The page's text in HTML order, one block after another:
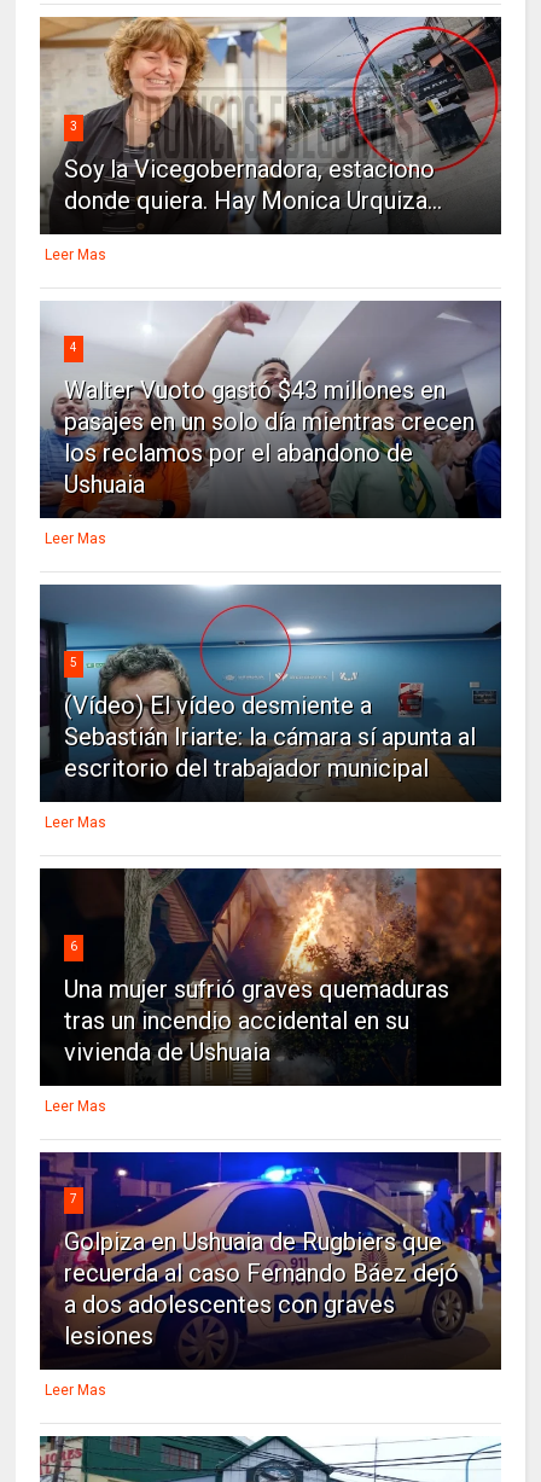
3
Soy la Vicegobernadora, estaciono
donde quiera. Hay Monica Urquiza...
Leer Mas
4
Walter Vuoto gastó $43 millones en
pasajes en un solo día mientras crecen
los reclamos por el abandono de
Ushuaia
Leer Mas
5
(Vídeo) El vídeo desmiente a
Sebastián Iriarte: la cámara sí apunta al
escritorio del trabajador municipal
Leer Mas
6
Una mujer sufrió graves quemaduras
tras un incendio accidental en su
vivienda de Ushuaia
Leer Mas
7
Golpiza en Ushuaia de Rugbiers que
recuerda al caso Fernando Báez dejó
a dos adolescentes con graves
lesiones
Leer Mas